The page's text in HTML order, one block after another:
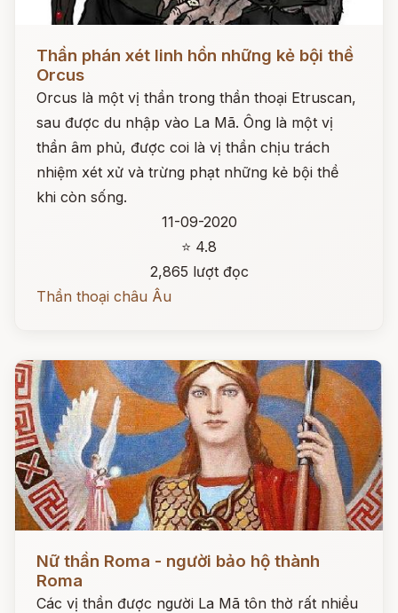
Đọc ngay
Thần phán xét linh hồn những kẻ bội thề
Orcus
Orcus là một vị thần trong thần thoại Etruscan,
sau được du nhập vào La Mã. Ông là một vị
thần âm phủ, được coi là vị thần chịu trách
nhiệm xét xử và trừng phạt những kẻ bội thề
khi còn sống.
11-09-2020
⭐ 4.8
2,865 lượt đọc
Thần thoại châu Âu
Nữ thần Roma - người bảo hộ thành
Roma
Các vị thần được người La Mã tôn thờ rất nhiều